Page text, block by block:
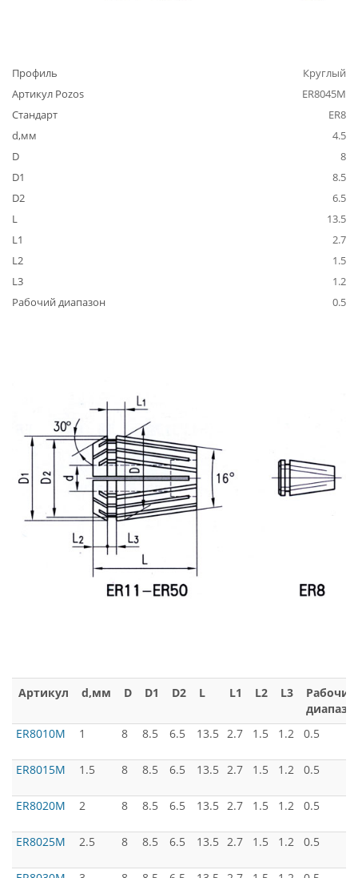
Профиль
Круглый
Артикул Pozos
ER8045M
Стандарт
ER8
d,мм
4.5
D
8
D1
8.5
D2
6.5
L
13.5
L1
2.7
L2
1.5
L3
1.2
Рабочий диапазон
0.5
Артикул d,мм D D1 D2 L L1 L2 L3
Рабочий
ER8010M
1 8 8.5 6.5 13.5 2.7 1.5 1.2 0.5
ER8015M 1.5 8 8.5 6.5 13.5 2.7 1.5 1.2 0.5
ER8020M 2 8 8.5 6.5 13.5 2.7 1.5 1.2 0.5
ER8025M 2.5 8 8.5 6.5 13.5 2.7 1.5 1.2 0.5